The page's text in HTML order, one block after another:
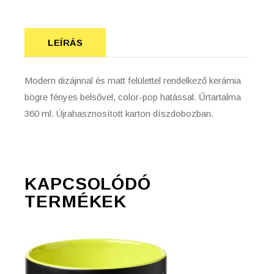
LEÍRÁS
Modern dizájnnal és matt felülettel rendelkező kerámia
bögre fényes belsővel, color-pop hatással. Űrtartalma
360 ml. Újrahasznosított karton díszdobozban.
KAPCSOLÓDÓ
TERMÉKEK